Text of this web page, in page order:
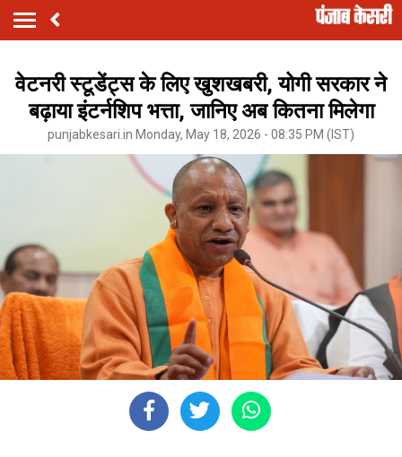
वेटनरी स्टूडेंट्स के लिए खुशखबरी, योगी सरकार ने
बढ़ाया इंटर्नशिप भत्ता, जानिए अब कितना मिलेगा
punjabkesari.in Monday, May 18, 2026 - 08:35 PM (IST)